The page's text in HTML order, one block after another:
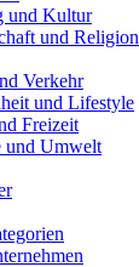
und Kultur
und Religion
Verkehr
und Lifestyle
Freizeit
und Umwelt